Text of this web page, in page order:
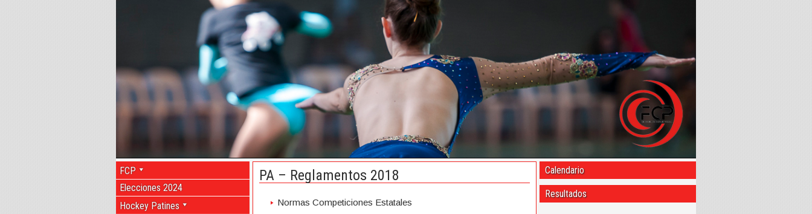
PA – Reglamentos 2018
Normas Competiciones Estatales
FCP
Elecciones 2024
Hockey Patines
Calendario
Resultados